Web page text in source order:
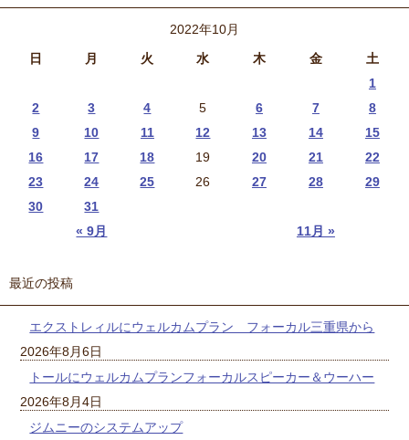
2022年10月
日
月 火 水 木 金 土
« 9月 11月 »
1
2
3 4 5 6 7
8
9
10 11 12 13 14
15
16
17 18 19 20 21
22
23
24 25 26 27 28
29
30
31
最近の投稿
エクストレィルにウェルカムプラン フォーカル三重県から
2026年8月6日
トールにウェルカムプランフォーカルスピーカー＆ウーハー
2026年8月4日
ジムニーのシステムアップ